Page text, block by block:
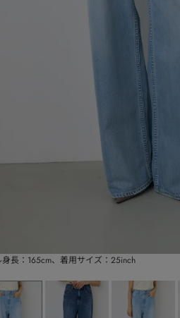
長：165cm、着用サイズ：25inch